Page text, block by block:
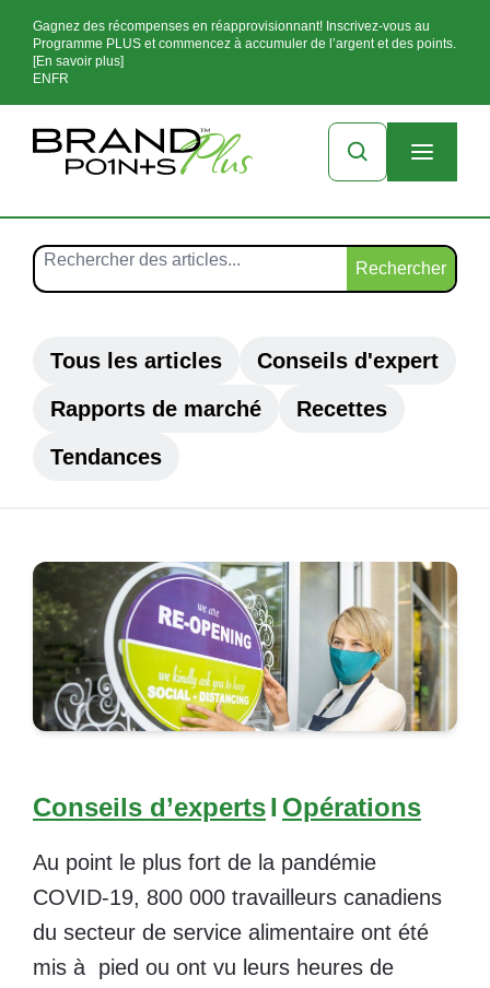
Gagnez des récompenses en réapprovisionnant! Inscrivez-vous au
Programme PLUS et commencez à accumuler de l’argent et des points.
[En savoir plus]
EN FR
Rechercher
Tous les articles
Conseils d'expert
Rapports de marché
Recettes
Tendances
Conseils d’expertsI Opérations
Au point le plus fort de la pandémie
COVID-19, 800 000 travailleurs canadiens
du secteur de service alimentaire ont été
mis à pied ou ont vu leurs heures de